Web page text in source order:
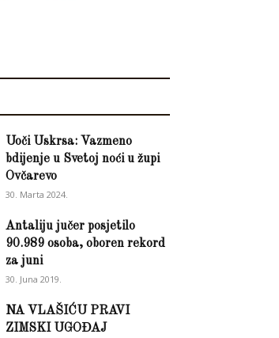
Uoči Uskrsa: Vazmeno
bdijenje u Svetoj noći u župi
Ovčarevo
30. Marta 2024.
Antaliju jučer posjetilo
90.989 osoba, oboren rekord
za juni
30. Juna 2019.
NA VLAŠIĆU PRAVI
ZIMSKI UGOĐAJ